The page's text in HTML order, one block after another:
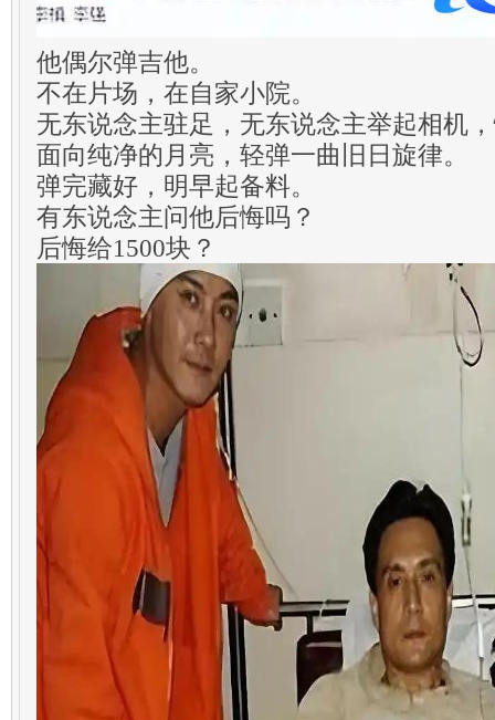
他偶尔弹吉他。
不在片场，在自家小院。
无东说念主驻足，无东说念主举起相机
面向纯净的月亮，轻弹一曲旧日旋律。
弹完藏好，明早起备料。
有东说念主问他后悔吗？
后悔给1500块？